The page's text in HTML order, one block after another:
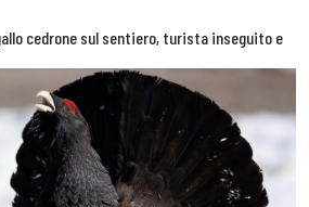
cedrone sul sentiero, turista inseguito e